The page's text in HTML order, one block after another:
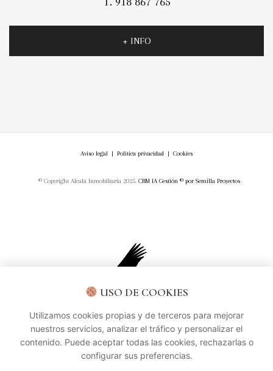
+ INFO
© Copyright Alcalá Inmobiliaria 2025. CRM IA Gestión ©por Semilla Proyectos
Aviso legal | Política privacidad | Cookies
USO DE COOKIES
Utilizamos cookies propias y de terceros para mejorar
nuestros servicios, analizar el tráfico y personalizar el
contenido. Puede aceptar todas las cookies, rechazarlas o
configurar sus preferencias.